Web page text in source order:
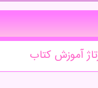
آموزشكتاب